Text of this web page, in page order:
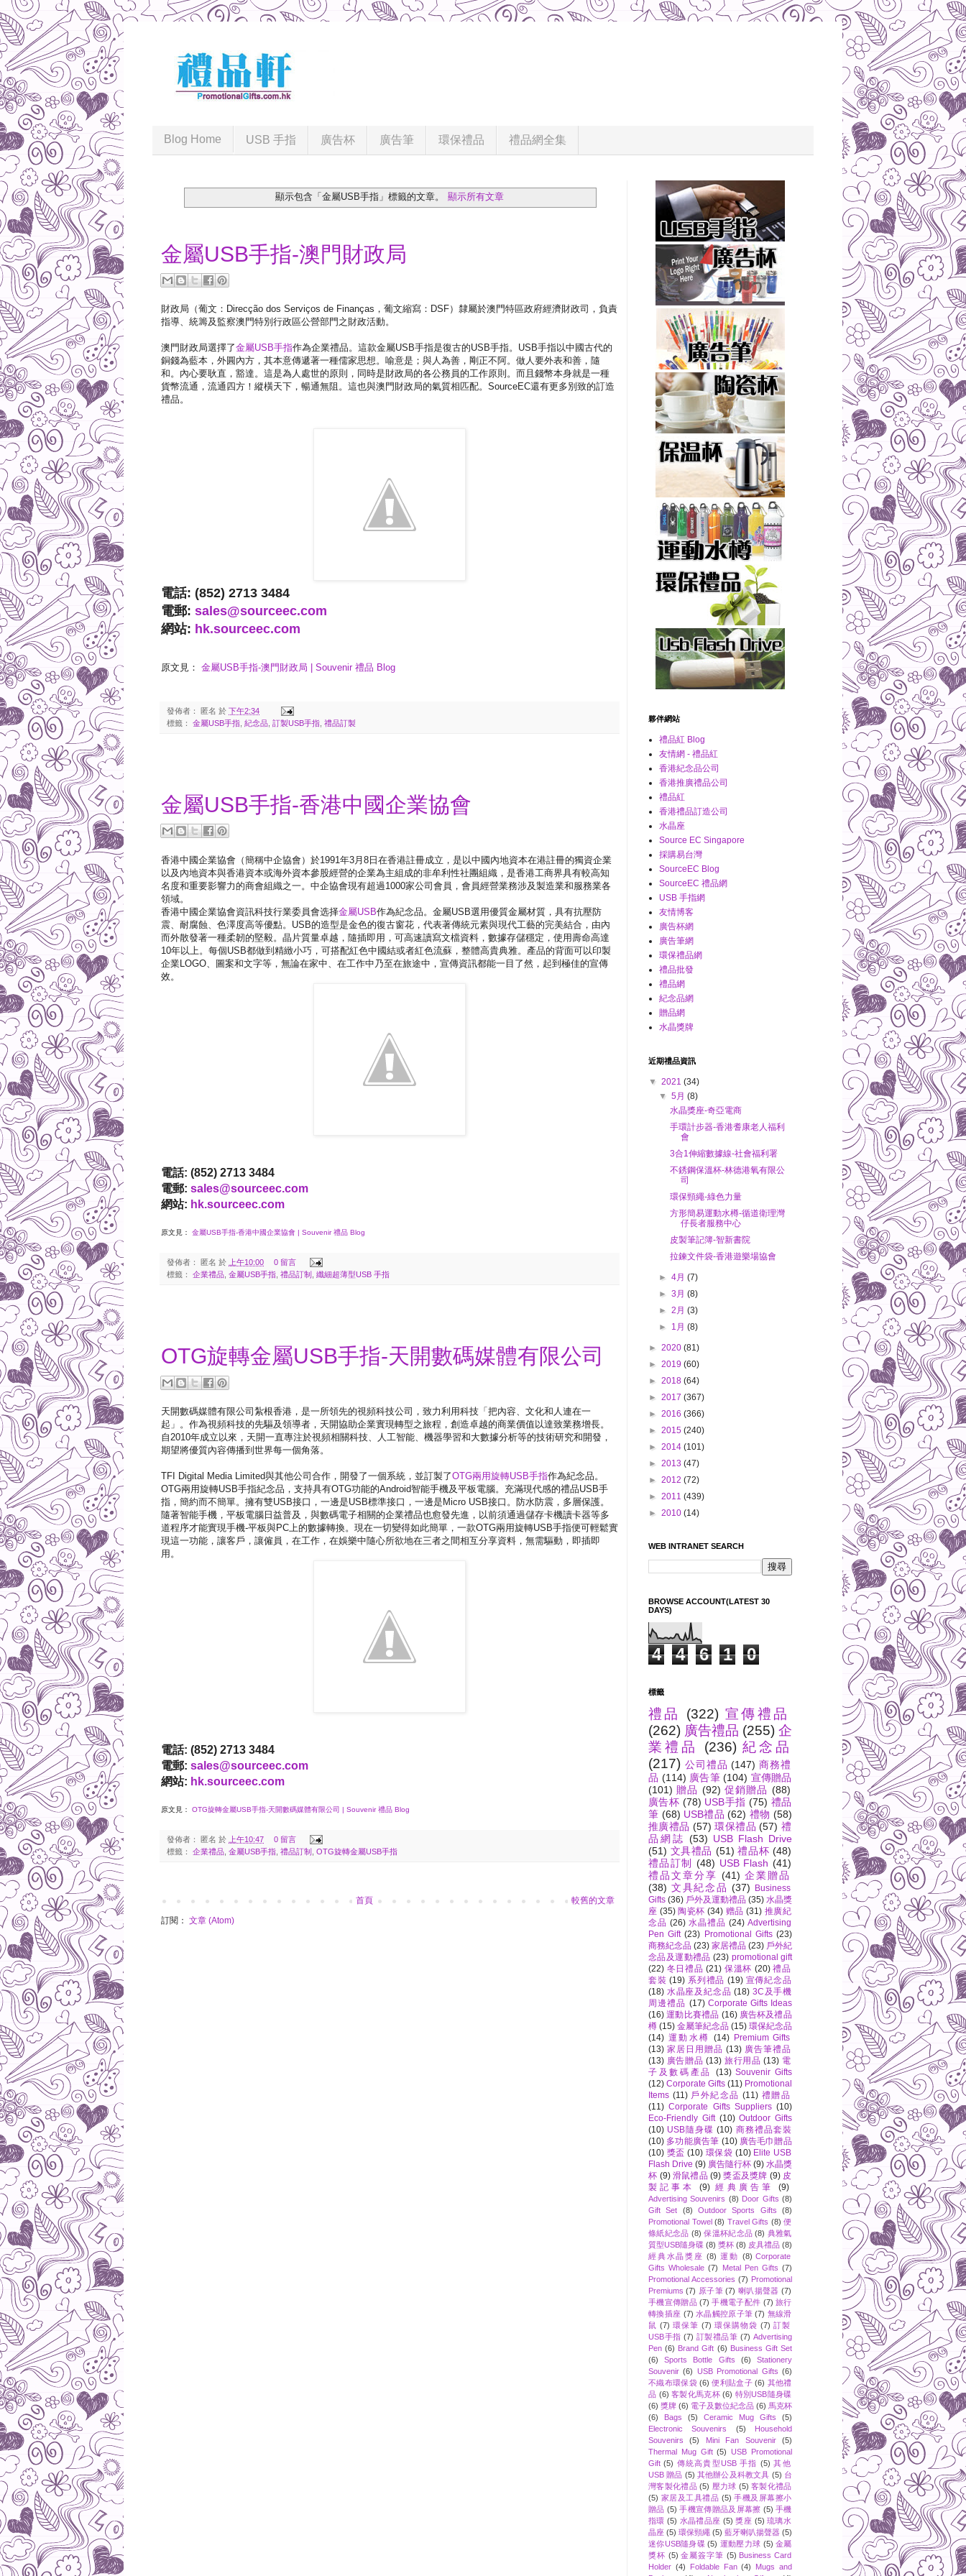
Blog Home USB 手指 廣告杯 廣告筆 環保禮品 禮品網全集
顯示包含「金屬USB手指」 標籤的文章。 顯示所有文章
金屬USB手指-澳門財政局
財政局（葡文：Direcção dos Serviços de Finanças，葡文縮寫：DSF）隸屬於澳門特區政府經濟財政司，負責
指導、統籌及監察澳門特別行政區公營部門之財政活動。
澳門財政局選擇了金屬USB手指作為企業禮品。這款金屬USB手指是復古的USB手指。USB手指以中國古代的
銅錢為藍本，外圓內方，其本意傳遞著一種儒家思想。喻意是；與人為善，剛正不阿。做人要外表和善，隨
和。內心要耿直，豁達。這是為人處世的原則，同時是財政局的各公務員的工作原則。而且錢幣本身就是一種
貨幣流通，流通四方！縱橫天下，暢通無阻。這也與澳門財政局的氣質相匹配。SourceEC還有更多別致的訂造
禮品。
電話: (852) 2713 3484
電郵: sales@sourceec.com
網站: hk.sourceec.com
原文見： 金屬USB手指-澳門財政局 | Souvenir 禮品 Blog
發佈者： 匿名 於 下午2:34
標籤： 金屬USB手指 紀念品 訂製USB手指 禮品訂製
金屬USB手指-香港中國企業協會
香港中國企業協會（簡稱中企協會）於1991年3月8日在香港註冊成立，是以中國內地資本在港註冊的獨資企業
以及內地資本與香港資本或海外資本參股經營的企業為主組成的非牟利性社團組織，是香港工商界具有較高知
名度和重要影響力的商會組織之一。中企協會現有超過1000家公司會員，會員經營業務涉及製造業和服務業各
領域。
香港中國企業協會資訊科技行業委員會选择金屬USB作為紀念品。金屬USB選用優質金屬材質，具有抗壓防
震、耐腐蝕、色澤度高等優點。USB的造型是金色的復古窗花，代表著傳統元素與現代工藝的完美結合，由內
而外散發著一種柔韌的堅毅。晶片質量卓越，隨插即用，可高速讀寫文檔資料，數據存儲穩定，使用壽命高達
10年以上。每個USB都做到精緻小巧，可搭配紅色中國結或者紅色流蘇，整體高貴典雅。產品的背面可以印製
企業LOGO、圖案和文字等，無論在家中、在工作中乃至在旅途中，宣傳資訊都能一目了然，起到極佳的宣傳
效。
電話: (852) 2713 3484
電郵: sales@sourceec.com
網站: hk.sourceec.com
原文見： 金屬USB手指-香港中國企業協會 | Souvenir 禮品 Blog
發佈者： 匿名 於 上午10:00
0 留言
標籤： 企業禮品 金屬USB手指 禮品訂制 纖細超薄型USB 手指
OTG旋轉金屬USB手指-天開數碼媒體有限公司
天開數碼媒體有限公司紮根香港，是一所領先的視頻科技公司，致力利用科技「把內容、文化和人連在一
起」。作為視頻科技的先驅及領導者，天開協助企業實現轉型之旅程，創造卓越的商業價值以達致業務增長。
自2010年成立以來，天開一直專注於視頻相關科技、人工智能、機器學習和大數據分析等的技術研究和開發，
期望將優質內容傳播到世界每一個角落。
TFI Digital Media Limited與其他公司合作，開發了一個系統，並訂製了OTG兩用旋轉USB手指作為紀念品。
OTG兩用旋轉USB手指紀念品，支持具有OTG功能的Android智能手機及平板電腦。充滿現代感的禮品USB手
指，簡約而不簡單。擁有雙USB接口，一邊是USB標準接口，一邊是Micro USB接口。防水防震，多層保護。
隨著智能手機，平板電腦日益普及，與數碼電子相關的企業禮品也愈發先進，以前須通過儲存卡機讀卡器等多
道程序才能實現手機-平板與PC上的數據轉換。現在一切變得如此簡單，一款OTG兩用旋轉USB手指便可輕鬆實
現這一功能，讓客戶，讓僱員，在工作，在娛樂中隨心所欲地在三者之間相互分享資料，無需驅動，即插即
用。
電話: (852) 2713 3484
電郵: sales@sourceec.com
網站: hk.sourceec.com
原文見： OTG旋轉金屬USB手指-天開數碼媒體有限公司 | Souvenir 禮品 Blog
發佈者： 匿名 於 上午10:47
0 留言
標籤： 企業禮品 金屬USB手指 禮品訂制 OTG旋轉金屬USB手指
較舊的文章
首頁
訂閱： 文章 (Atom)
夥伴網站
禮品紅 Blog
友情網 - 禮品紅
香港紀念品公司
香港推廣禮品公司
禮品紅
香港禮品訂造公司
水晶座
Source EC Singapore
採購易台灣
SourceEC Blog
SourceEC 禮品網
USB 手指網
友情博客
廣告杯網
廣告筆網
環保禮品網
禮品批發
禮品網
紀念品網
贈品網
水晶獎牌
近期禮品資訊
▼ 2021 (34)
▼5月(8)
水晶獎座-奇亞電商
手環計步器-香港耆康老人福利
會
3合1伸縮數據線-社會福利署
不銹鋼保溫杯-林德港氧有限公
司
環保頸繩-綠色力量
方形簡易運動水樽-循道衛理灣
仔長者服務中心
皮製筆記簿-智新書院
拉鍊文件袋-香港遊樂場協會
►4月(7)
►3月(8)
►2月(3)
► 1月(8)
► 2020 (81)
► 2019 (60)
► 2018 (64)
► 2017 (367)
► 2016 (366)
► 2015 (240)
► 2014 (101)
► 2013 (47)
► 2012 (72)
► 2011 (439)
► 2010 (14)
WEB INTRANET SEARCH
BROWSE ACCOUNT(LATEST 30
DAYS)
4 4 6 1 0
標籤
禮品 (322) 宣傳禮品
(262) 廣告禮品 (255) 企
業禮品
(236) 紀念品
(217) 公司禮品 (147) 商務禮
品 (114) 廣告筆 (104) 宣傳贈品
(101) 贈品 (92) 促銷贈品 (88)
廣告杯 (78) USB手指 (75) 禮品
筆 (68) USB禮品 (62) 禮物 (58)
推廣禮品 (57) 環保禮品 (57) 禮
品網誌 (53) USB Flash Drive
(51) 文具禮品 (51) 禮品杯 (48)
禮品訂制
(48) USB Flash (41)
禮品文章分享 (41) 企業贈品
(38) 文具紀念品 (37)
Business
Gifts (36) 戶外及運動禮品 (35) 水晶獎
座 (35) 陶瓷杯 (34) 赠品 (31) 推廣紀
念品 (26) 水晶禮品 (24) Advertising
Pen Gift (23) Promotional Gifts (23)
商務紀念品 (23) 家居禮品 (23) 戶外紀
念品及運動禮品 (23) promotional gift
(22) 冬日禮品 (21) 保溫杯 (20) 禮品
套裝 (19) 系列禮品 (19) 宣傳紀念品
(18) 水晶座及紀念品 (18) 3C及手機
周邊禮品 (17) Corporate Gifts Ideas
(16) 運動比賽禮品 (16) 廣告杯及禮品
樽 (15) 金屬筆紀念品 (15) 環保紀念品
(14) 運動水樽 (14) Premium Gifts
(13) 家居日用贈品 (13) 廣告筆禮品
(13) 廣告贈品 (13) 旅行用品 (13) 電
子及數碼產品
(13) Souvenir Gifts
(12) Corporate Gifts (11) Promotional
Items (11) 戶外紀念品 (11) 禮贈品
(11) Corporate Gifts Suppliers (10)
Eco-Friendly Gift (10) Outdoor Gifts
(10) USB隨身碟 (10) 商務禮品套裝
(10) 多功能廣告筆 (10) 廣告毛巾贈品
(10) 獎盃 (10) 環保袋 (10) Elite USB
Flash Drive (9) 廣告隨行杯 (9) 水晶獎
杯 (9) 滑鼠禮品 (9) 獎盃及獎牌 (9) 皮
製記事本
(9) 經典廣告筆 (9)
Advertising Souvenirs (8) Door Gifts (8)
Gift Set
(8) Outdoor Sports Gifts
(8)
Promotional Towel (8) Travel Gifts (8) 便
條紙紀念品 (8) 保溫杯紀念品 (8) 典雅氣
質型USB隨身碟 (8) 獎杯 (8) 皮具禮品 (8)
經典水晶獎座 (8) 運動 (8) Corporate
Gifts Wholesale (7) Metal Pen Gifts (7)
Promotional Accessories (7) Promotional
Premiums (7) 原子筆 (7) 喇叭揚聲器 (7)
手機宣傳贈品 (7) 手機電子配件 (7) 旅行
轉換插座 (7) 水晶觸控原子筆 (7) 無線滑
鼠 (7) 環保筆 (7) 環保購物袋 (7) 訂製
USB手指 (7) 訂製禮品筆 (7) Advertising
Pen (6) Brand Gift (6) Business Gift Set
(6)
Sports Bottle Gifts (6)
Stationery
Souvenir (6) USB Promotional Gifts (6)
不織布環保袋 (6) 便利貼盒子 (6) 其他禮
品 (6) 客製化馬克杯 (6) 特別USB隨身碟
(6) 獎牌 (6) 電子及數位紀念品 (6) 馬克杯
(6)
Bags (5) Ceramic Mug Gifts
(5)
Electronic Souvenirs
(5)
Household
Souvenirs
(5) Mini Fan Souvenir
(5)
Thermal Mug Gift (5)
USB Promotional
Gift (5) 傳統高貴型USB 手指 (5) 其他
USB 贈品 (5) 其他辦公及科教文具 (5) 台
灣客製化禮品 (5) 壓力球 (5) 客製化禮品
(5) 家居及工具禮品 (5) 手機及屏幕擦小
贈品 (5) 手機宣傳贈品及屏幕擦 (5) 手機
指環 (5) 水晶禮品座 (5) 獎座 (5) 琉璃水
晶座 (5) 環保頸繩 (5) 藍牙喇叭揚聲器 (5)
迷你USB隨身碟 (5) 運動壓力球 (5) 金屬
獎杯 (5) 金屬簽字筆 (5) Business Card
Holder (4) Foldable Fan (4)
Mugs and